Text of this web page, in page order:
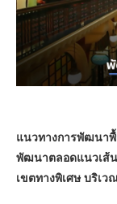
แนวทางการพัฒนาพื้
พัฒนาตลอดแนวเส้
เขตทางพิเศษ บริเว